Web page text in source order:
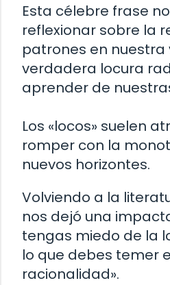
Esta célebre frase
reflexionar sobre la
patrones en nuestra
verdadera locura
aprender de
Los «locos» suelen
romper con la
nuevos horizontes.
Volviendo a la
nos dejó una
tengas miedo de la
lo que debes temer
racionalidad».